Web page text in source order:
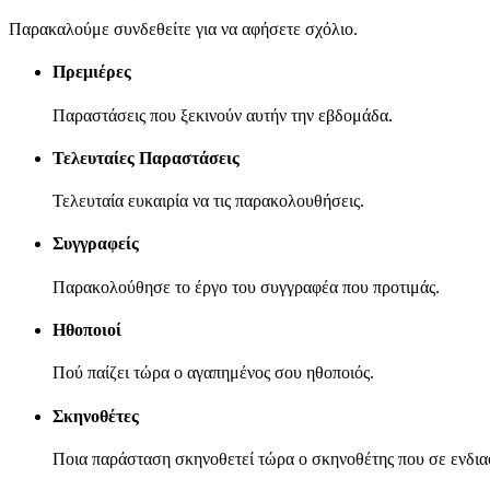
Παρακαλούμε συνδεθείτε για να αφήσετε σχόλιο.
Πρεμιέρες
Παραστάσεις που ξεκινούν αυτήν την εβδομάδα.
Τελευταίες Παραστάσεις
Τελευταία ευκαιρία να τις παρακολουθήσεις.
Συγγραφείς
Παρακολούθησε το έργο του συγγραφέα που προτιμάς.
Ηθοποιοί
Πού παίζει τώρα ο αγαπημένος σου ηθοποιός.
Σκηνοθέτες
Ποια παράσταση σκηνοθετεί τώρα ο σκηνοθέτης που σε